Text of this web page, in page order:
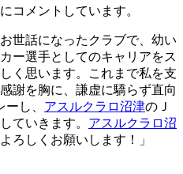
コメントしています。
世話になったクラブで、幼い
ー選手としてのキャリアをス
く思います。これまで私を支
謝を胸に、謙虚に驕らず直向
し、 アスルクラロ沼津のＪ
ていきます。 アスルクラロ沼
ろしくお願いします！」